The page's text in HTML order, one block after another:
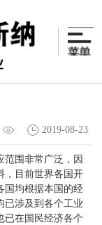
2019-08-23
范围非常广泛，因
，目前世界各国开
国均根据本国的经
已涉及到各个工业
已在国民经济各个